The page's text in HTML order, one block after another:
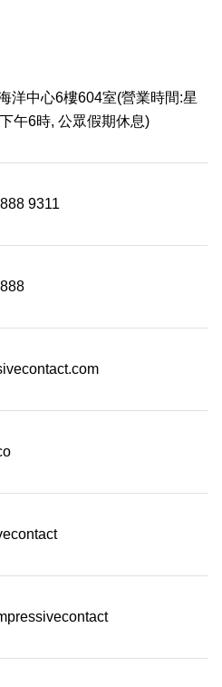
洋中心6樓604室(營業時間:星
午6時, 公眾假期休息)
9311